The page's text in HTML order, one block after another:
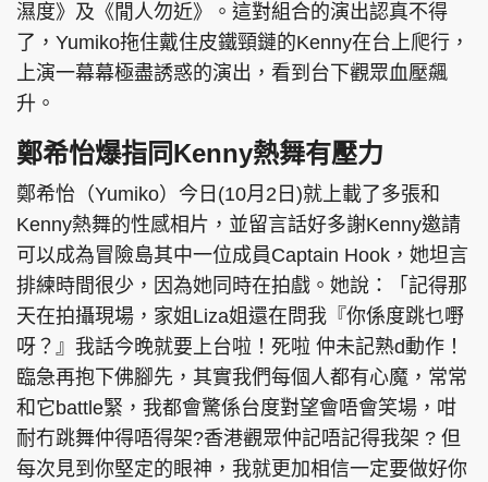
濕度》及《閒人勿近》。這對組合的演出認真不得
了，Yumiko拖住戴住皮鐵頸鏈的Kenny在台上爬行，
上演一幕幕極盡誘惑的演出，看到台下觀眾血壓飆
升。
鄭希怡爆指同Kenny熱舞有壓力
鄭希怡（Yumiko）今日(10月2日)就上載了多張和
Kenny熱舞的性感相片，並留言話好多謝Kenny邀請
可以成為冒險島其中一位成員Captain Hook，她坦言
排練時間很少，因為她同時在拍戲。她說：「記得那
天在拍攝現場，家姐Liza姐還在問我『你係度跳乜嘢
呀？』我話今晚就要上台啦！死啦 仲未記熟d動作！
臨急再抱下佛腳先，其實我們每個人都有心魔，常常
和它battle緊，我都會驚係台度對望會唔會笑場，咁
耐冇跳舞仲得唔得架?香港觀眾仲記唔記得我架 ? 但
每次見到你堅定的眼神，我就更加相信一定要做好你